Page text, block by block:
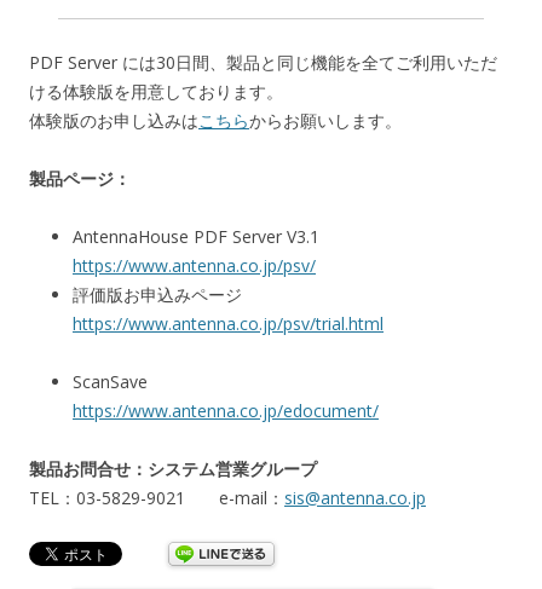
PDF Server には30日間、製品と同じ機能を全てご利用いただ
ける体験版を用意しております。
体験版のお申し込みはこちらからお願いします。
製品ページ：
AntennaHouse PDF Server V3.1
https://www.antenna.co.jp/psv/
評価版お申込みページ
https://www.antenna.co.jp/psv/trial.html
ScanSave
https://www.antenna.co.jp/edocument/
製品お問合せ：システム営業グループ
TEL：03-5829-9021 e-mail： sis@antenna.co.jp